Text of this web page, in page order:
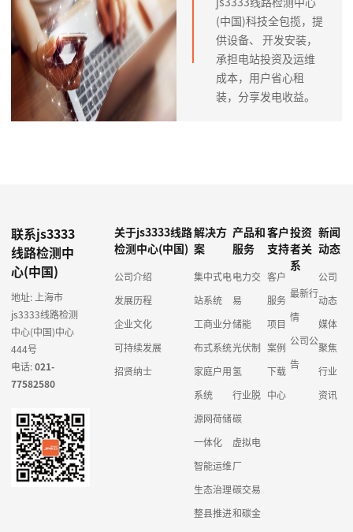
(中国)科技全包揽，提
供设备、 开发安装，
承担电站投资及运维
成本，用户省心租
装，分享发电收益。
联系js3333
线路检测中
心(中国)
地址: 上海市
js3333线路检测
中心(中国)中心
444号
电话:021-
77582580
关于js3333线路
检测中心(中国)
公司介绍
发展历程
企业文化
可持续发展
招贤纳士
解决方
案
集中式电
站系统
工商业分
布式系统
家庭户用
系统
源网荷储
一体化
智能运维
生态治理
整县推进
产品和
服务
电力交
易
储能
光伏制
氢
行业脱
碳
虚拟电
厂
碳交易
和碳金
客户
支持
客户
服务
项目
案例
下载
中心
投资
者关
系
最新行
情
公司公
告
新闻
动态
公司
动态
媒体
聚焦
行业
资讯